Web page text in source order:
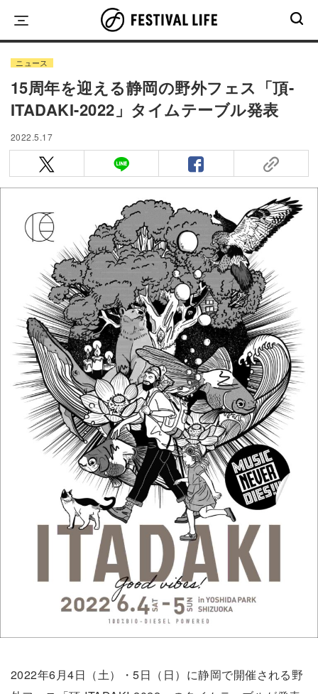
content
ニュース
15周年を迎える静岡の野外フェス「頂-
ITADAKI-2022」タイムテーブル発表
2022.5.17
2022年6月4日（土）・5日（日）に静岡で開催される野